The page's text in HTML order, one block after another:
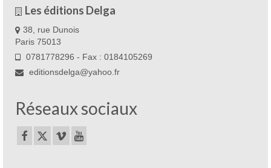
Les éditions Delga
38, rue Dunois
Paris 75013
0781778296 - Fax : 0184105269
editionsdelga@yahoo.fr
Réseaux sociaux